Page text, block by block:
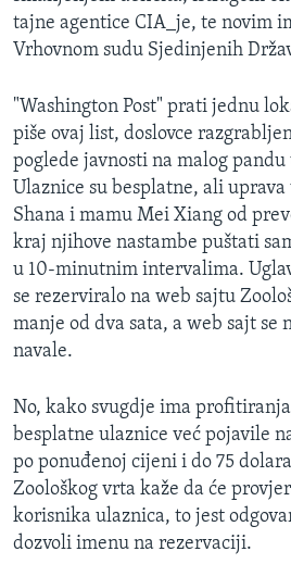
tajne agentice CIA_je, te novim
Vrhovnom sudu Sjedinjenih
"Washington Post" prati jednu
piše ovaj list, doslovce
poglede javnosti na malog
Ulaznice su besplatne, ali
Shana i mamu Mei Xiang od
kraj njihove nastambe puštati
u 10-minutnim intervalima.
se rezerviralo na web sajtu
manje od dva sata, a web sajt se
navale.
No, kako svugdje ima
besplatne ulaznice već pojavile
po ponuđenoj cijeni i do 75
Zoološkog vrta kaže da će
korisnika ulaznica, to jest
dozvoli imenu na rezervaciji.